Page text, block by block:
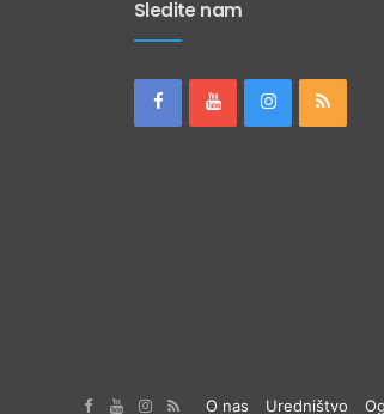
Sledite nam
O nas Uredništvo